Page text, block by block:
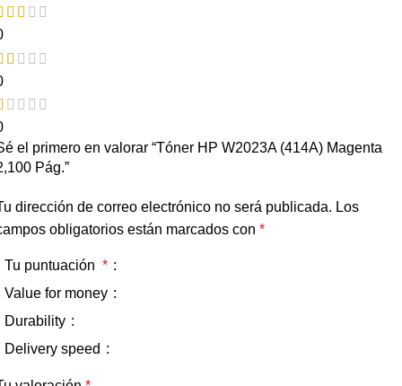
el primero en valorar “Tóner HP W2023A (414A) Magenta
Pág.”
dirección de correo electrónico no será publicada. Los
obligatorios están marcados con *
Tu puntuación *
Value for money
Durability
Delivery speed